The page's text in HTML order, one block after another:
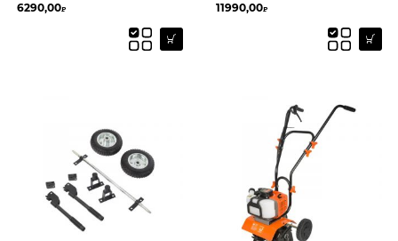
6290,00₽ 11990,00₽